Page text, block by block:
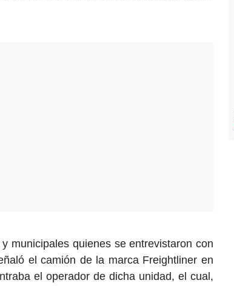
municipales quienes se entrevistaron con
el camión de la marca Freightliner en
el operador de dicha unidad, el cual,